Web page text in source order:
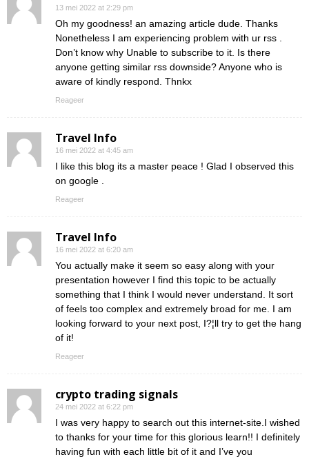
13 mei 2022 at 2:29 pm
Oh my goodness! an amazing article dude. Thanks
Nonetheless I am experiencing problem with ur rss .
Don’t know why Unable to subscribe to it. Is there
anyone getting similar rss downside? Anyone who is
aware of kindly respond. Thnkx
Reageer
Travel Info
16 mei 2022 at 4:45 am
I like this blog its a master peace ! Glad I observed this
on google .
Reageer
Travel Info
16 mei 2022 at 6:20 am
You actually make it seem so easy along with your
presentation however I find this topic to be actually
something that I think I would never understand. It sort
of feels too complex and extremely broad for me. I am
looking forward to your next post, I?¦ll try to get the hang
of it!
Reageer
crypto trading signals
24 mei 2022 at 6:22 pm
I was very happy to search out this internet-site.I wished
to thanks for your time for this glorious learn!! I definitely
having fun with each little bit of it and I’ve you